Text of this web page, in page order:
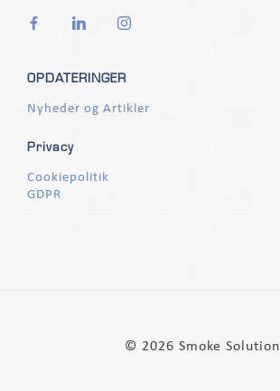
OPDATERINGER
Nyheder og Artikler
Privacy
Cookiepolitik
GDPR
© 2026 Smoke Solution